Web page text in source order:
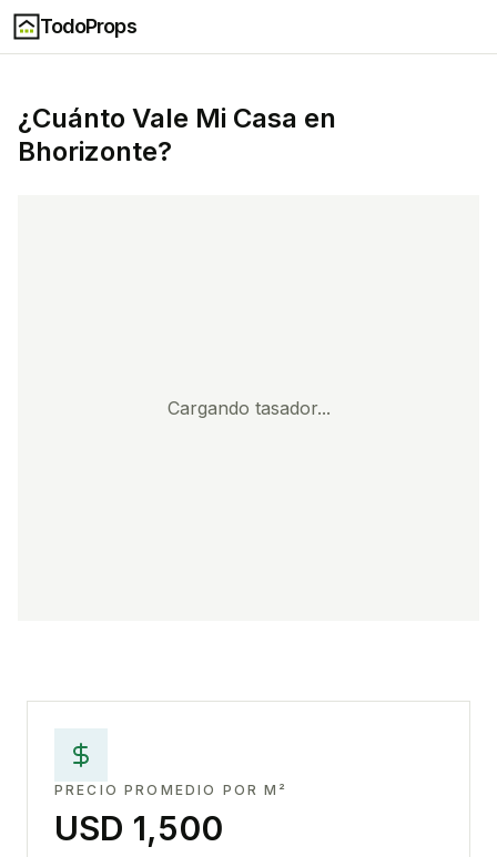
TodoProps
¿Cuánto Vale Mi Casa en
Bhorizonte?
Cargando tasador...
PRECIO PROMEDIO POR M²
USD 1,500